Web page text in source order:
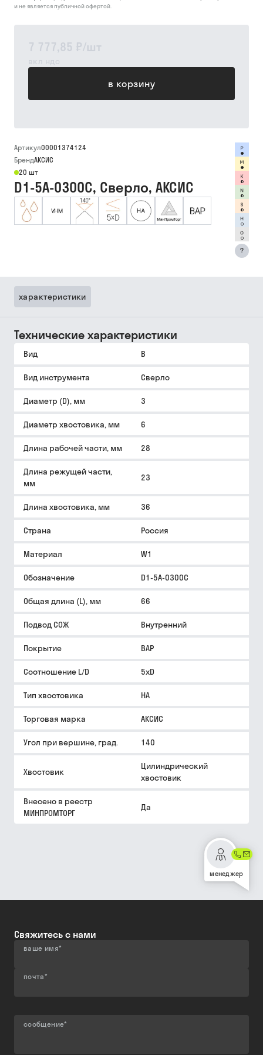
7 777,85 ₽/шт
вкл ндс
в корзину
и не является публичной офертой.
Артикул00001374124
БрендАКСИС
20 шт
D1-5A-0300C, Сверло, АКСИС
?
характеристики
Технические характеристики
Вид B
Вид инструмента Сверло
Диаметр (D), мм 3
Диаметр хвостовика, мм 6
Длина рабочей части, мм 28
Длина режущей части,
мм
23
Длина хвостовика, мм 36
Страна Россия
Материал W1
Обозначение D1-5A-0300C
Общая длина (L), мм 66
Подвод СОЖ Внутренний
Покрытие BAP
Соотношение L/D 5xD
Тип хвостовика HA
Торговая марка АКСИС
Угол при вершине, град. 140
Хвостовик
Цилиндрический
хвостовик
Внесено в реестр
МИНПРОМТОРГ
Да
менеджер
Свяжитесь с нами
ваше имя*
почта*
сообщение*